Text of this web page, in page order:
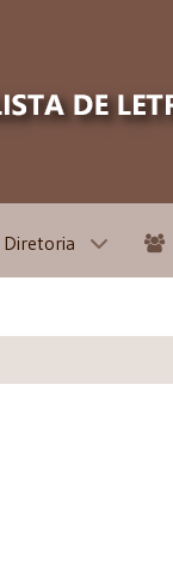
Diretoria